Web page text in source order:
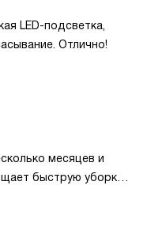
LED-подсветка,
Отлично!
месяцев и
быструю уборку:
под мебелью и в углах